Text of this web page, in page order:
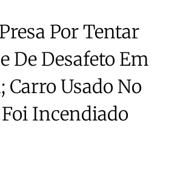
Por Tentar
De Desafeto Em
Carro Usado No
Incendiado